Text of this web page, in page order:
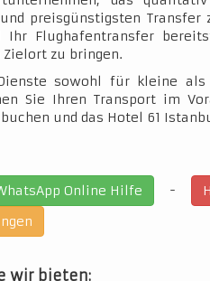
preisgünstigsten
Ihr Flughafentransfer
zu bringen.
sowohl für kleine
Sie Ihren Transport im
und das Hotel 61
Online Hilfe -
wir bieten: